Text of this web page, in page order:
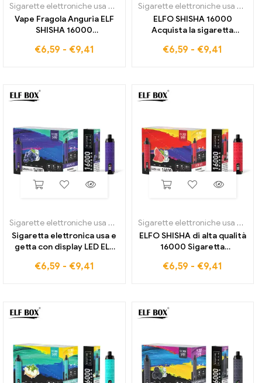
Sigarette elettroniche usa e getta ,ELFO SHISHA 16000
Vape Fragola Anguria ELF
SHISHA 16000
€6,59 - €9,41
Sigarette elettroniche usa e getta
ELFO SHISHA 16000
Acquista la sigaretta
Cherry Raspberry
€6,59 - €9,41
Sigarette elettroniche usa e getta ,ELFO SHISHA 16000
Sigaretta elettronica usa e
getta con display LED ELF
gelato all'uva e Type-C
€6,59 - €9,41
Sigarette elettroniche usa e getta
ELFO SHISHA di alta qualità
16000 Sigaretta
gusto Lush Ice
€6,59 - €9,41